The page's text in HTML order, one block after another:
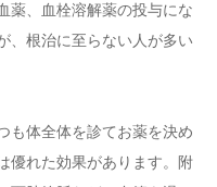
薬、血栓溶解薬の投与にな
、根治に至らない人が多い
も体全体を診てお薬を決め
優れた効果があります。附